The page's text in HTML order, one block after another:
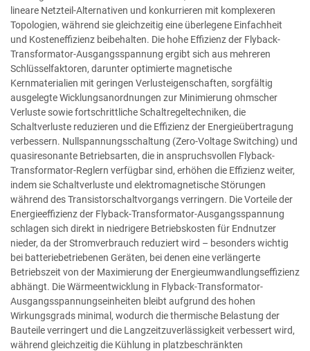
lineare Netzteil-Alternativen und konkurrieren mit komplexeren
Topologien, während sie gleichzeitig eine überlegene Einfachheit
und Kosteneffizienz beibehalten. Die hohe Effizienz der Flyback-
Transformator-Ausgangsspannung ergibt sich aus mehreren
Schlüsselfaktoren, darunter optimierte magnetische
Kernmaterialien mit geringen Verlusteigenschaften, sorgfältig
ausgelegte Wicklungsanordnungen zur Minimierung ohmscher
Verluste sowie fortschrittliche Schaltregeltechniken, die
Schaltverluste reduzieren und die Effizienz der Energieübertragung
verbessern. Nullspannungsschaltung (Zero-Voltage Switching) und
quasiresonante Betriebsarten, die in anspruchsvollen Flyback-
Transformator-Reglern verfügbar sind, erhöhen die Effizienz weiter,
indem sie Schaltverluste und elektromagnetische Störungen
während des Transistorschaltvorgangs verringern. Die Vorteile der
Energieeffizienz der Flyback-Transformator-Ausgangsspannung
schlagen sich direkt in niedrigere Betriebskosten für Endnutzer
nieder, da der Stromverbrauch reduziert wird – besonders wichtig
bei batteriebetriebenen Geräten, bei denen eine verlängerte
Betriebszeit von der Maximierung der Energieumwandlungseffizienz
abhängt. Die Wärmeentwicklung in Flyback-Transformator-
Ausgangsspannungseinheiten bleibt aufgrund des hohen
Wirkungsgrads minimal, wodurch die thermische Belastung der
Bauteile verringert und die Langzeitzuverlässigkeit verbessert wird,
während gleichzeitig die Kühlung in platzbeschränkten